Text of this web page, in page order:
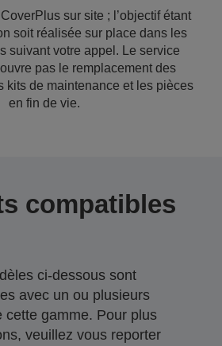
sur site ; l’objectif étant
soit réalisée sur place dans les
suivant votre appel. Le service
pas le remplacement des
kits de maintenance et les pièces
en fin de vie.
compatibles
ci-dessous sont
avec un ou plusieurs
cette gamme. Pour plus
veuillez vous reporter